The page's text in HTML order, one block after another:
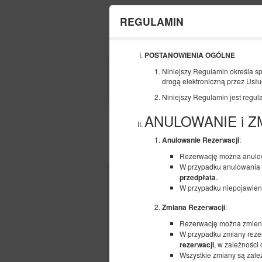
REGULAMIN
POSTANOWIENIA OGÓLNE
Niniejszy Regulamin określa
drogą elektroniczną przez
Niniejszy Regulamin jest
ANULOWANIE i
Anulowanie Rezerwacji:
Rezerwację można
W przypadku
przedpłata.
W przypadku
Zmiana Rezerwacji:
Rezerwację można
W przypadku zmiany
rezerwacji, w zależności
Wszystkie zmiany są
SIERPNIA
Wybierz ofertę